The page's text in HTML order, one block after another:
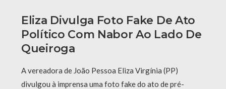
Eliza Divulga Foto Fake De Ato
Político Com Nabor Ao Lado De
Queiroga
A vereadora de João Pessoa Eliza Virgínia (PP)
divulgou à imprensa uma foto fake do ato de pré-